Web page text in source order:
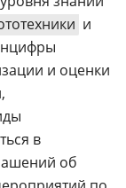
и
и оценки
в
об